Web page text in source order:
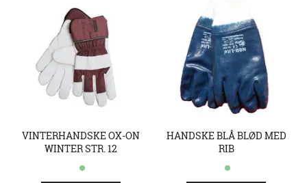
VINTERHANDSKE OX-ON
WINTER STR. 12
HANDSKE BLÅ BLØD MED
RIB